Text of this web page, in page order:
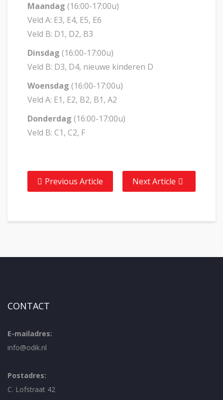
Maandag (16:00-17:00u)
Veld A: E3, E4, E5, E6
Veld B: D1, D2, B3
Dinsdag (16:00-17:00u)
Veld B: D3, D4, nieuwe kinderen D
Woensdag (16:00-17:00u)
Veld A: E1, E2, B2, B1, A2
Donderdag (16:00-17:00u)
Veld B: C1, C2, F
Previous Article Next Article
CONTACT
E-mailadres:
info@odik.nl
Postadres:
C. Lofstraat 42